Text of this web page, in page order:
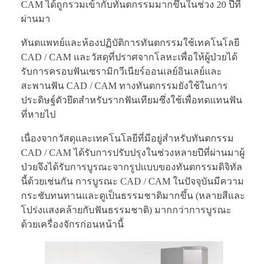
CAM ได้ถูกรวมเข้ากับทันตกรรมมากขึ้นในช่วง 20 ปีที่
ผ่านมา
ทันตแพทย์และห้องปฏิบัติการทันตกรรมใช้เทคโนโลยี
CAD / CAM และวัสดุที่ปราศจากโลหะเพื่อให้ผู้ป่วยได้
รับการครอบฟันเซรามิกวีเนียร์ออนเลย์อินเลย์และ
สะพานฟัน CAD / CAM ทางทันตกรรมยังใช้ในการ
ประดิษฐ์ตัวยึดสำหรับรากฟันเทียมซึ่งใช้เพื่อทดแทนฟัน
ที่หายไป
เนื่องจากวัสดุและเทคโนโลยีที่มีอยู่สำหรับทันตกรรม
CAD / CAM ได้รับการปรับปรุงในช่วงหลายปีที่ผ่านมาผู้
ป่วยจึงได้รับการบูรณะจากรูปแบบของทันตกรรมดิจิทัล
นี้ด้วยเช่นกัน การบูรณะ CAD / CAM ในปัจจุบันมีความ
กระชับทนทานและดูเป็นธรรมชาติมากขึ้น (หลายสีและ
โปร่งแสงคล้ายกับฟันธรรมชาติ) มากกว่าการบูรณะ
ด้วยเครื่องจักรก่อนหน้านี้